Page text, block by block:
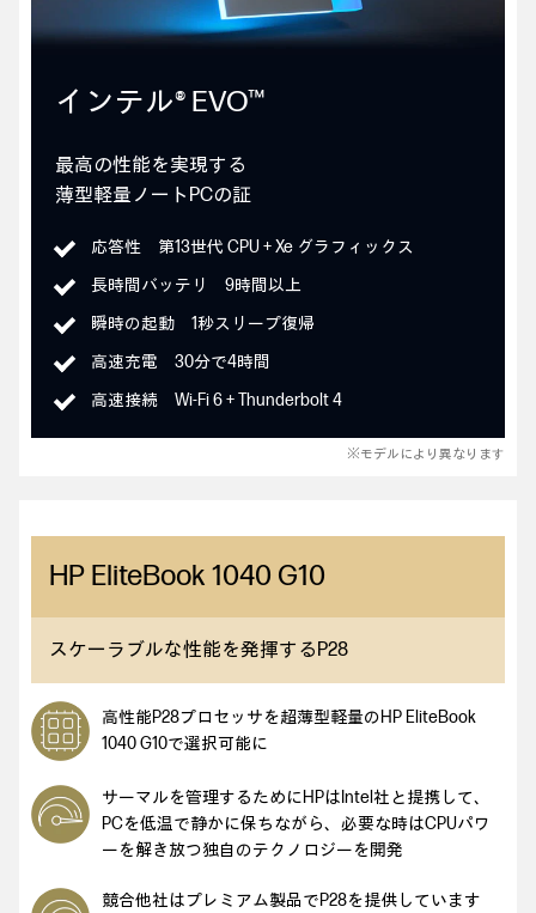
インテル® EVO™
最高の性能を実現する
薄型軽量ノートPCの証
応答性 第13世代 CPU + Xe グラフィックス
長時間バッテリ 9時間以上
瞬時の起動 1秒スリープ復帰
高速充電 30分で4時間
高速接続 Wi-Fi 6 + Thunderbolt 4
※モデルにより異なります
HP EliteBook 1040 G10
スケーラブルな性能を発揮するP28
高性能P28プロセッサを超薄型軽量のHP EliteBook
1040 G10で選択可能に
サーマルを管理するためにHPはIntel社と提携して、
PCを低温で静かに保ちながら、必要な時はCPUパワ
ーを解き放つ独自のテクノロジーを開発
競合他社はプレミアム製品でP28を提供しています